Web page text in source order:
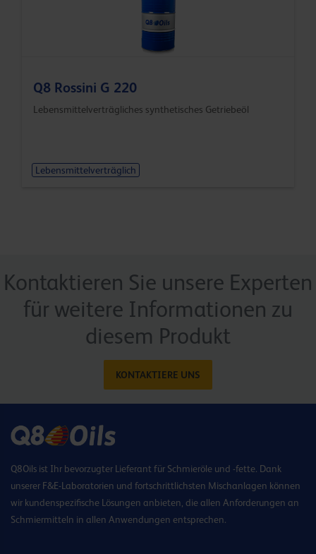
Q8 Rossini G 220
Lebensmittelverträgliches synthetisches Getriebeöl
Lebensmittelverträglich
Kontaktieren Sie unsere Experten
für weitere Informationen zu
diesem Produkt
KONTAKTIERE UNS
Q8Oils ist Ihr bevorzugter Lieferant für Schmieröle und -fette. Dank
unserer F&E-Laboratorien und fortschrittlichsten Mischanlagen können
wir kundenspezifische Lösungen anbieten, die allen Anforderungen an
Schmiermitteln in allen Anwendungen entsprechen.